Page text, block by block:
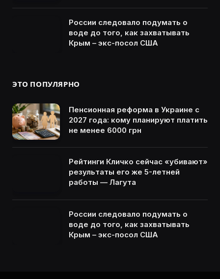
России следовало подумать о
воде до того, как захватывать
Крым – экс-посол США
ЭТО ПОПУЛЯРНО
Пенсионная реформа в Украине с
2027 года: кому планируют платить
не менее 6000 грн
Рейтинги Кличко сейчас «убивают»
результаты его же 5-летней
работы — Лагута
России следовало подумать о
воде до того, как захватывать
Крым – экс-посол США